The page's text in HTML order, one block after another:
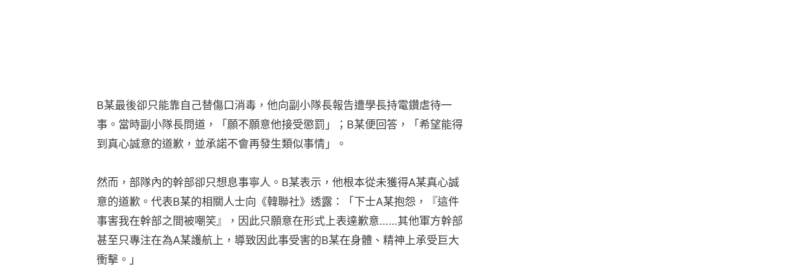
B某最後卻只能靠自己替傷口消毒，他向副小隊長報告遭學長持電鑽虐待一
事。當時副小隊長問道，「願不願意他接受懲罰」；B某便回答，「希望能得
到真心誠意的道歉，並承諾不會再發生類似事情」。
然而，部隊內的幹部卻只想息事寧人。B某表示，他根本從未獲得A某真心誠
意的道歉。代表B某的相關人士向《韓聯社》透露：「下士A某抱怨，『這件
事害我在幹部之間被嘲笑』，因此只願意在形式上表達歉意……其他軍方幹部
甚至只專注在為A某護航上，導致因此事受害的B某在身體、精神上承受巨大
衝擊。」